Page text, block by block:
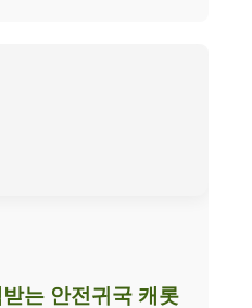
는 안전귀국 캐롯